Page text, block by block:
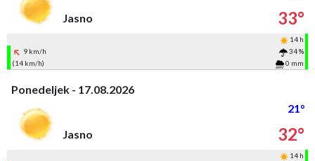
Jasno
33°
14 h
9 km/h
34 %
(14 km/h)
0 mm
Ponedeljek - 17.08.2026
21°
Jasno
32°
14 h